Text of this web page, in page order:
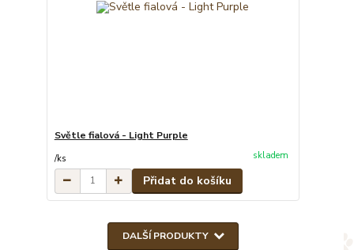
Světle fialová - Light Purple
/ks skladem
Přidat do košíku
DALŠÍ PRODUKTY